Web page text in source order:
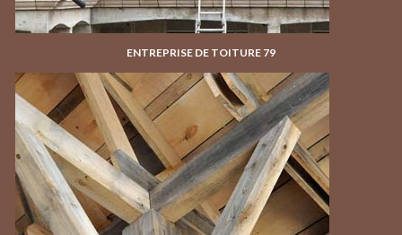
ENTREPRISE DE TOITURE 79